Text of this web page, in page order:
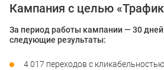
Кампания с целью
За период работы кампании — 30
следующие результаты:
4 017 переходов с